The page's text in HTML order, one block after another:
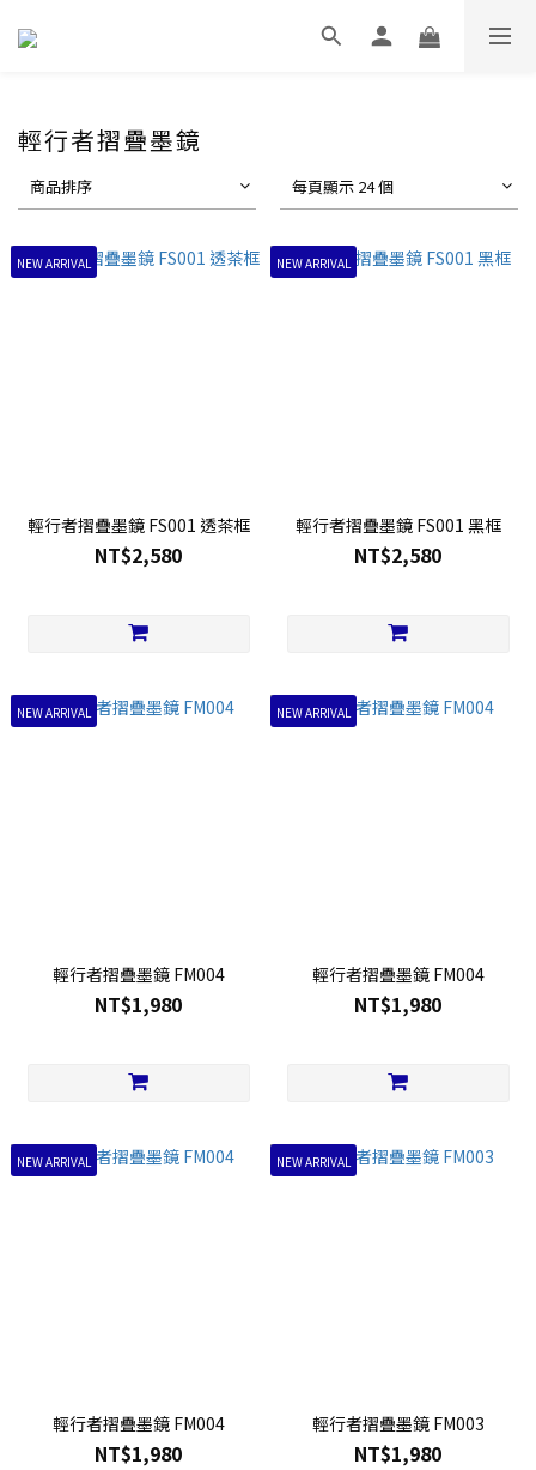
輕行者摺疊墨鏡
商品排序 每頁顯示 24 個
NEW ARRIVAL
輕行者摺疊墨鏡 FS001 透茶框
NT$2,580
NEW ARRIVAL
輕行者摺疊墨鏡 FS001 黑框
NT$2,580
NEW ARRIVAL
輕行者摺疊墨鏡 FM004
NT$1,980
NEW ARRIVAL
輕行者摺疊墨鏡 FM004
NT$1,980
NEW ARRIVAL
輕行者摺疊墨鏡 FM004
NT$1,980
NEW ARRIVAL
輕行者摺疊墨鏡 FM003
NT$1,980